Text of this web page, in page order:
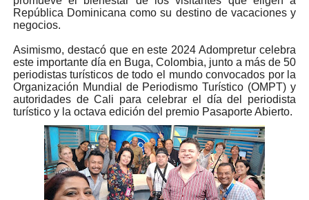
República Dominicana como su destino de vacaciones y
negocios.
Asimismo, destacó que en este 2024 Adompretur celebra
este importante día en Buga, Colombia, junto a más de 50
periodistas turísticos de todo el mundo convocados por la
Organización Mundial de Periodismo Turístico (OMPT) y
autoridades de Cali para celebrar el día del periodista
turístico y la octava edición del premio Pasaporte Abierto.